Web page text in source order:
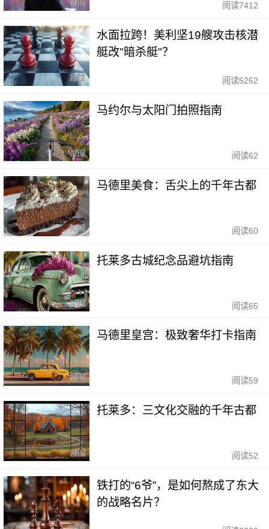
阅读7412
水面拉跨！美利坚19艘攻击核潜
艇改"暗杀艇"？
阅读5262
马约尔与太阳门拍照指南
阅读62
马德里美食：舌尖上的千年古都
阅读60
托莱多古城纪念品避坑指南
阅读65
马德里皇宫：极致奢华打卡指南
阅读59
托莱多：三文化交融的千年古都
阅读52
铁打的“6爷”，是如何熬成了东大
的战略名片？